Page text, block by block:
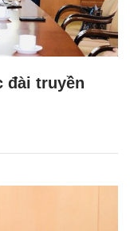
đài truyền